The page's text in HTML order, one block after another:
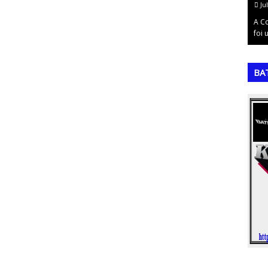
A
foi